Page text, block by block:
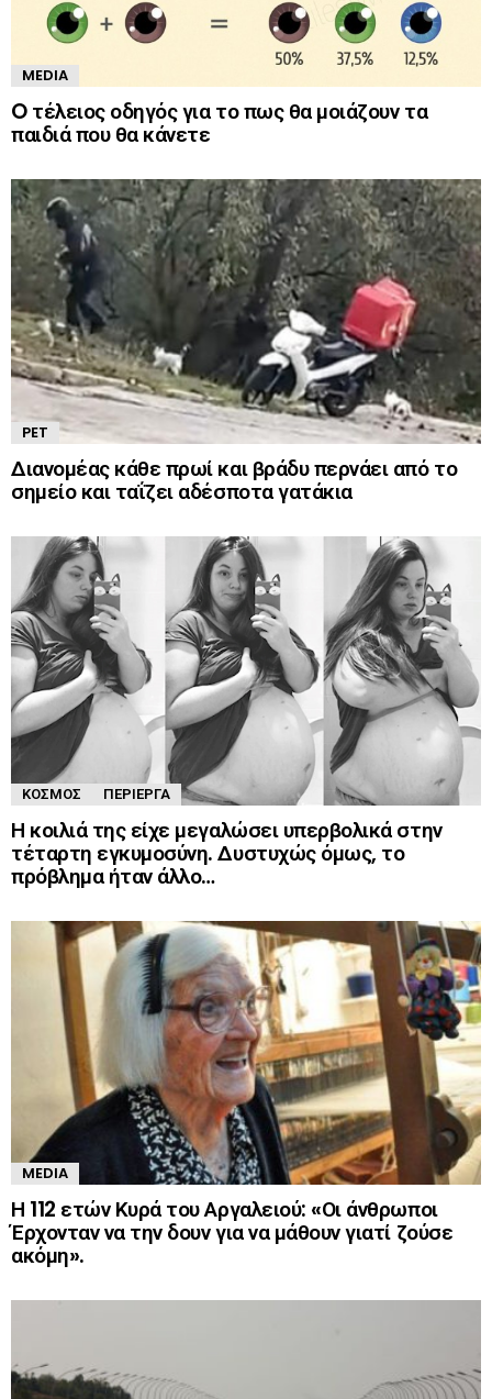
MEDIA
O τέλειος οδηγός για το πως θα μοιάζουν τα
παιδιά που θα κάνετε
PET
Διανομέας κάθε πρωί και βράδυ περνάει από το
σημείο και ταΐζει αδέσποτα γατάκια
ΚΌΣΜΟΣ ΠΕΡΊΕΡΓΑ
Η κοιλιά της είχε μεγαλώσει υπερβολικά στην
τέταρτη εγκυμοσύνη. Δυστυχώς όμως, το
πρόβλημα ήταν άλλο…
MEDIA
Η 112 ετών Κυρά του Αργαλειού: «Οι άνθρωποι
Έρχονταν να την δουν για να μάθουν γιατί ζούσε
ακόμη».